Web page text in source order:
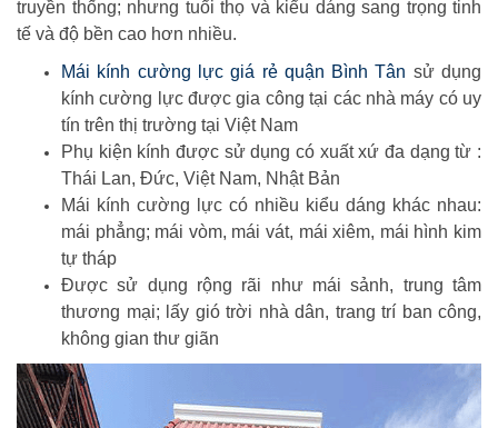
truyền thống; nhưng tuổi thọ và kiểu dáng sang trọng tinh
tế và độ bền cao hơn nhiều.
Mái kính cường lực giá rẻ quận Bình Tân sử dụng
kính cường lực được gia công tại các nhà máy có uy
tín trên thị trường tại Việt Nam
Phụ kiện kính được sử dụng có xuất xứ đa dạng từ :
Thái Lan, Đức, Việt Nam, Nhật Bản
Mái kính cường lực có nhiều kiểu dáng khác nhau:
mái phẳng; mái vòm, mái vát, mái xiêm, mái hình kim
tự tháp
Được sử dụng rộng rãi như mái sảnh, trung tâm
thương mại; lấy gió trời nhà dân, trang trí ban công,
không gian thư giãn